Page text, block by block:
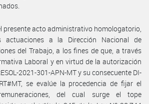
presente acto administrativo homologatorio,
actuaciones a la Dirección Nacional de
del Trabajo, a los fines de que, a través
Laboral y en virtud de la autorización
2021-301-APN-MT y su consecuente DI-
se evalúe la procedencia de fijar el
del cual surge el tope